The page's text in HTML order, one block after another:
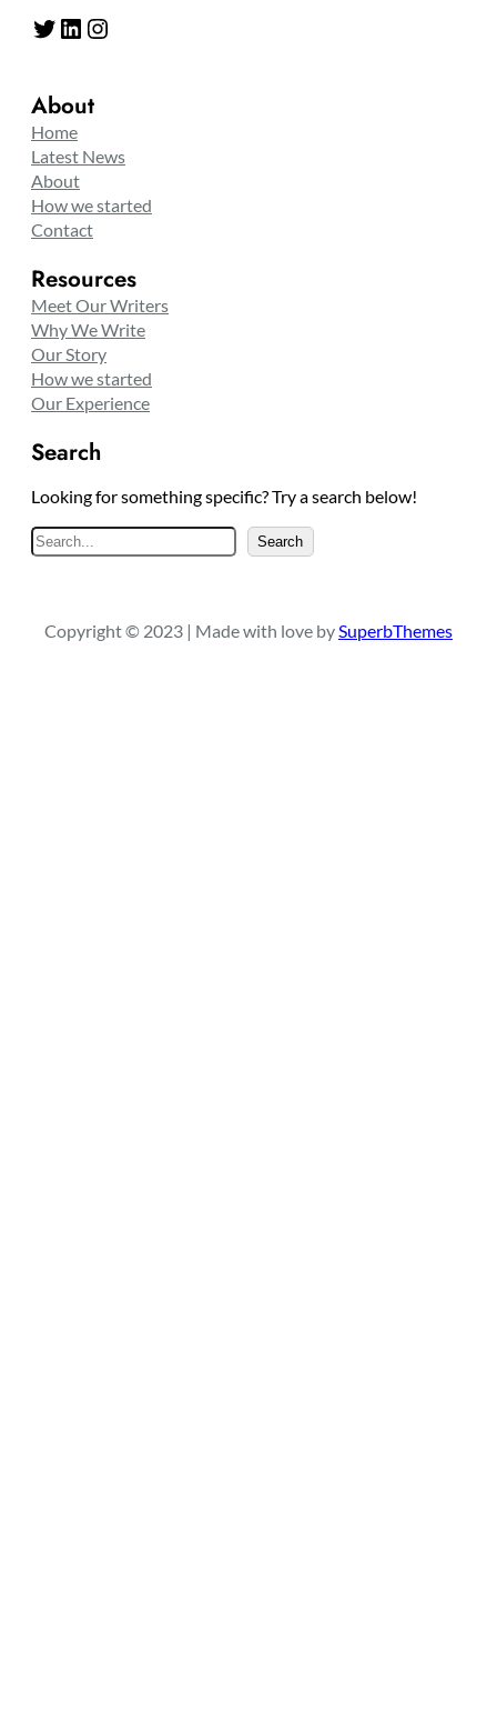
Twitter LinkedIn Instagram
About
Home
Latest News
About
How we started
Contact
Resources
Meet Our Writers
Why We Write
Our Story
How we started
Our Experience
Search
Looking for something specific? Try a search below!
S
e
c
Search
Copyright © 2023 | Made with love bySuperbThemes